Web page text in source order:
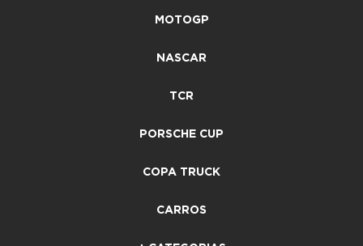
MOTOGP
NASCAR
TCR
PORSCHE CUP
COPA TRUCK
CARROS